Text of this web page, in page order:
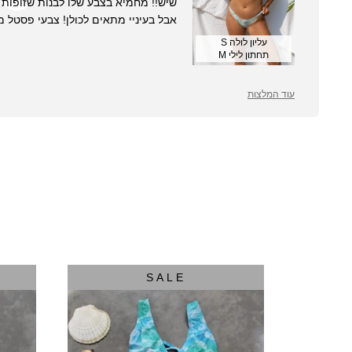
עליון לולה S
תחתון לילי M
אבל בעיניי מתאים לכולן! צבעי
עוד המלצות
SALE